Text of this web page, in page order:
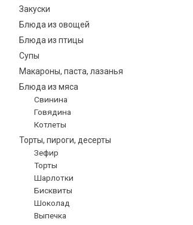
Закуски
Блюда из овощей
Блюда из птицы
Супы
Макароны, паста, лазанья
Блюда из мяса
Свинина
Говядина
Котлеты
Торты, пироги, десерты
Зефир
Торты
Шарлотки
Бисквиты
Шоколад
Выпечка